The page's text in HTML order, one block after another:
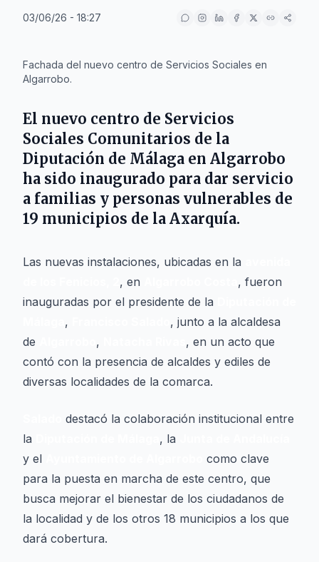
03/06/26 - 18:27
Fachada del nuevo centro de Servicios Sociales en
Algarrobo.
El nuevo centro de Servicios
Sociales Comunitarios de la
Diputación de Málaga en Algarrobo
ha sido inaugurado para dar servicio
a familias y personas vulnerables de
19 municipios de la Axarquía.
Las nuevas instalaciones, ubicadas en la
, en
, fueron
inauguradas por el presidente de la
,
, junto a la alcaldesa
de
,
, en un acto que
contó con la presencia de alcaldes y ediles de
diversas localidades de la comarca.
destacó la colaboración institucional entre
la
, la
y el
como clave
para la puesta en marcha de este centro, que
busca mejorar el bienestar de los ciudadanos de
la localidad y de los otros 18 municipios a los que
dará cobertura.